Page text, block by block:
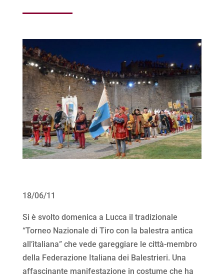
18/06/11
Si è svolto domenica a Lucca il tradizionale
“Torneo Nazionale di Tiro con la balestra antica
all’italiana” che vede gareggiare le città-membro
della Federazione Italiana dei Balestrieri. Una
affascinante manifestazione in costume che ha